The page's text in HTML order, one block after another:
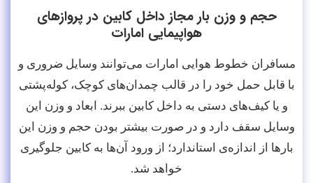
حجم و وزن بار مجاز داخل کابین در پروازهای
هواپیمایی امارات
مسافران خطوط هوایی امارات می‌توانند وسایل ضروری و
با قابل حمل خود را در قالب چمدان‌‌های کوچک، کوله‌پشتی
و یا کیف‌های دستی به داخل کابین ببرند. ابعاد و وزن این
وسایل سقف دارد و در صورت بیشتر بودن حجم و وزن این
بارها از اندازه‌ی استاندارد؛ از ورود آن‌ها به کابین جلوگیری
خواهد شد.